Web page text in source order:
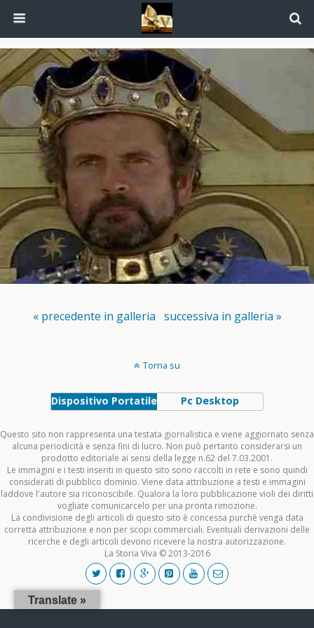
« precedente in galleria successiva in galleria »
Torna su
Dispositivo Portatile Pc Desktop
Questo sito non rappresenta una testata giornalistica e viene aggiornato senza
alcuna periodicità e senza fini di lucro. Non può pertanto considerarsi un
prodotto editoriale ai sensi della legge n.62 del 7.03.2001.
Le immagini e i testi inseriti in questo sito sono raccolti in rete e sono quindi
considerati di pubblico dominio. Viene data attribuzione a testi e immagini
laddove l'autore sia riconoscibile. Qualora la loro pubblicazione violi dei diritti
vogliate comunicarcelo per una pronta rimozione.
La condivisione degli articoli di questo sito è concessa purchè venga data
corretta attribuzione e non per scopi commerciali. Eventuali derivazioni delle
ricerche e degli articoli devono ricevere la nostra autorizzazione.
La Storia Viva © 2013-2016
Translate »